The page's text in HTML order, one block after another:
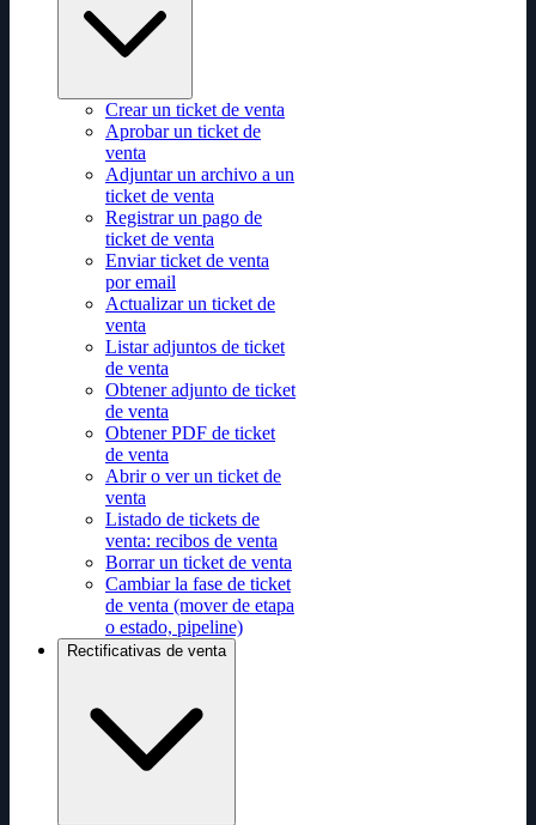
Crear un ticket de venta
Aprobar un ticket de
venta
Adjuntar un archivo a un
ticket de venta
Registrar un pago de
ticket de venta
Enviar ticket de venta
por email
Actualizar un ticket de
venta
Listar adjuntos de ticket
de venta
Obtener adjunto de ticket
de venta
Obtener PDF de ticket
de venta
Abrir o ver un ticket de
venta
Listado de tickets de
venta: recibos de venta
Borrar un ticket de venta
Cambiar la fase de ticket
de venta (mover de etapa
o estado, pipeline)
Rectificativas de venta